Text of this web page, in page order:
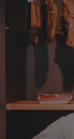
der
Josef